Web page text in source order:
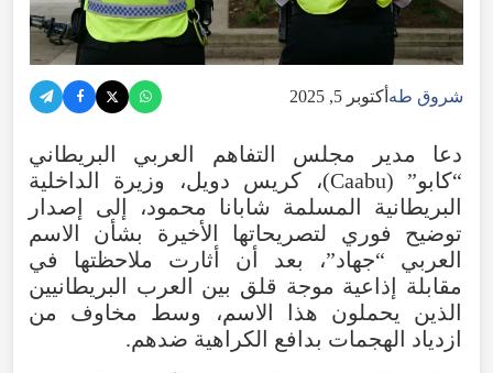
شروق طه أكتوبر 5, 2025
دعا مدير مجلس التفاهم العربي البريطاني
“كابو”
(Caabu)، كريس دويل، وزيرة الداخلية
البريطانية المسلمة شابانا محمود، إلى إصدار
توضيح فوري لتصريحاتها الأخيرة بشأن الاسم
العربي “جهاد”، بعد أن أثارت ملاحظتها في
مقابلة إذاعية موجة قلق بين العرب البريطانيين
الذين يحملون هذا الاسم، وسط مخاوف من
ازدياد الهجمات بدافع الكراهية ضدهم.